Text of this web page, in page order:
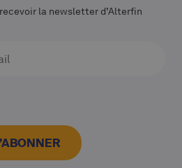
la newsletter d’Alterfin